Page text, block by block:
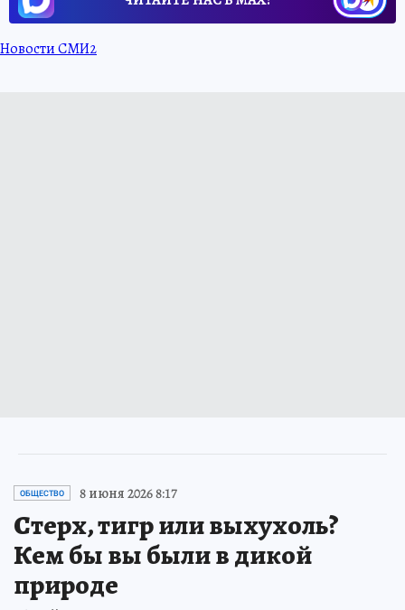
Новости СМИ2
ОБЩЕСТВО 8 июня 2026 8:17
Стерх, тигр или выхухоль?
Кем бы вы были в дикой
природе